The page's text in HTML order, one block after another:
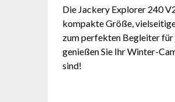
Die Jackery Explorer 240
kompakte Größe,
zum perfekten Begleiter für
genießen Sie Ihr Winter-
sind!